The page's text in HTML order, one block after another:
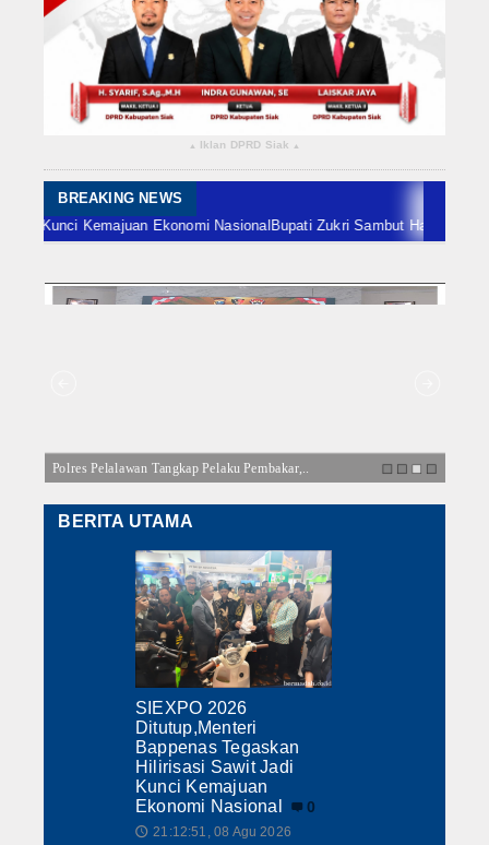
Meranti
Indragiri Hulu
Kuansing
Siak
Nasional
Politik
Berita Foto
Budaya & Pariwisata
▴ Iklan DPRD Siak ▴
BREAKING NEWS
Ekonomi NasionalBupati Zukri Sambut Hangat Rombongan Pendeta
Polres Pelalawan Tangkap Pelaku Pembakar,..
BERITA UTAMA
SIEXPO 2026
Ditutup,Menteri
Bappenas Tegaskan
Hilirisasi Sawit Jadi
Kunci Kemajuan
Ekonomi Nasional
0
🕔 21:12:51, 08 Agu 2026